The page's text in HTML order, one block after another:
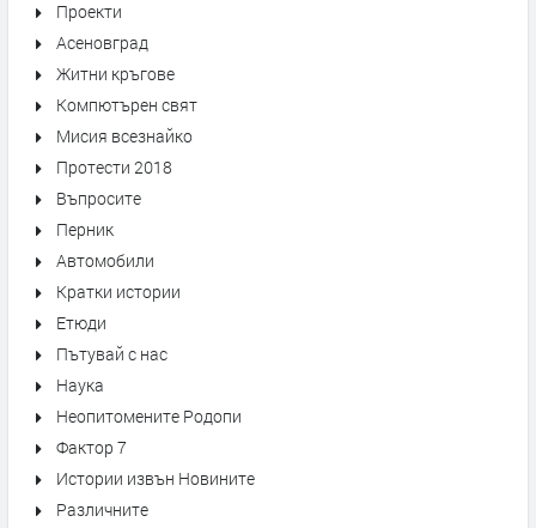
Проекти
Асеновград
Житни кръгове
Компютърен свят
Мисия всезнайко
Протести 2018
Въпросите
Перник
Автомобили
Кратки истории
Етюди
Пътувай с нас
Наука
Неопитомените Родопи
Фактор 7
Истории извън Новините
Различните